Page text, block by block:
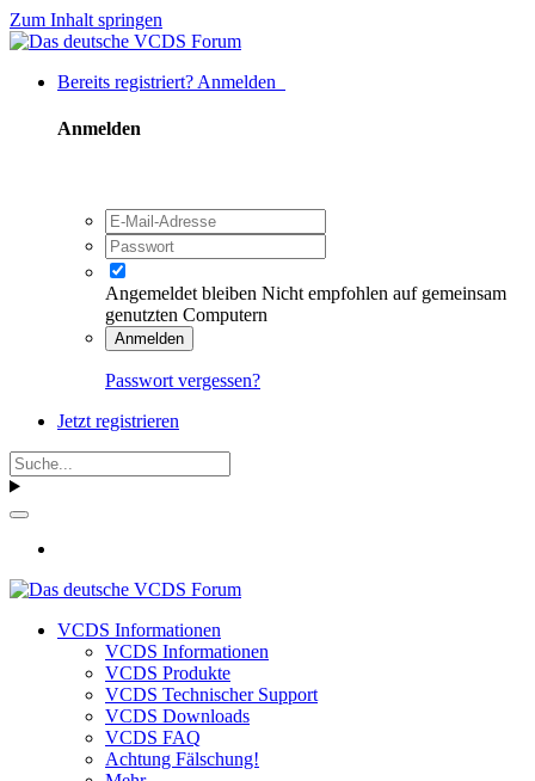
Zum Inhalt springen
Bereits registriert? Anmelden
Anmelden
Angemeldet bleiben Nicht empfohlen auf gemeinsam
genutzten Computern
Anmelden
Passwort vergessen?
Jetzt registrieren
VCDS Informationen
VCDS Informationen
VCDS Produkte
VCDS Technischer Support
VCDS Downloads
VCDS FAQ
Achtung Fälschung!